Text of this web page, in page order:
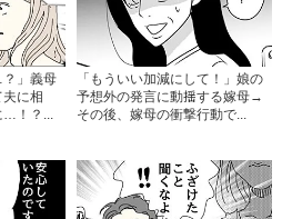
？」義母
に相
！？...
「もういい加減にして！」娘の
予想外の発言に動揺する嫁母→
その後、嫁母の衝撃行動で...